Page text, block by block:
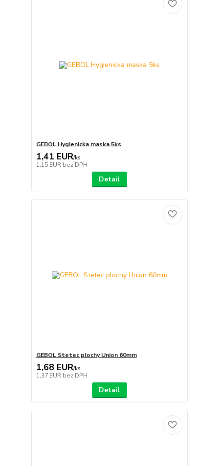
GEBOL Hygienicka maska 5ks
1,41 EUR/ks
1,15 EUR bez DPH
Detail
GEBOL Stetec plochy Union 60mm
1,68 EUR/ks
1,37 EUR bez DPH
Detail